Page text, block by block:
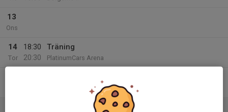
13
Ons
14
Tor
18:30
20:30
Träning
PlatinumCars Arena
PlatinumCars Arena
Match mot IFK Haninge